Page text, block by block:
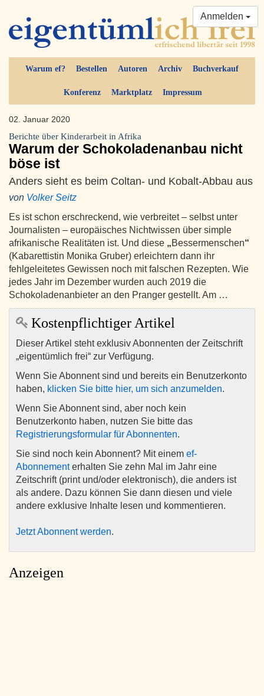
Warum ef? Bestellen Autoren Archiv Buchverkauf
Konferenz Marktplatz Impressum
Anmelden
02. Januar 2020
Berichte über Kinderarbeit in Afrika
Warum der Schokoladenanbau nicht
böse ist
Anders sieht es beim Coltan- und Kobalt-Abbau aus
von Volker Seitz
Es ist schon erschreckend, wie verbreitet – selbst unter
Journalisten – europäisches Nichtwissen über simple
afrikanische Realitäten ist. Und diese „Bessermenschen“
(Kabarettistin Monika Gruber) erleichtern dann ihr
fehlgeleitetes Gewissen noch mit falschen Rezepten. Wie
jedes Jahr im Dezember wurden auch 2019 die
Schokoladenanbieter an den Pranger gestellt. Am …
Kostenpflichtiger Artikel
Dieser Artikel steht exklusiv Abonnenten der Zeitschrift
„eigentümlich frei“ zur Verfügung.
Wenn Sie Abonnent sind und bereits ein Benutzerkonto
haben, klicken Sie bitte hier, um sich anzumelden.
Wenn Sie Abonnent sind, aber noch kein
Benutzerkonto haben, nutzen Sie bitte das
Registrierungsformular für Abonnenten.
Sie sind noch kein Abonnent? Mit einem ef-
Abonnementerhalten Sie zehn Mal im Jahr eine
Zeitschrift (print und/oder elektronisch), die anders ist
als andere. Dazu können Sie dann diesen und viele
andere exklusive Inhalte lesen und kommentieren.
Jetzt Abonnent werden.
Anzeigen